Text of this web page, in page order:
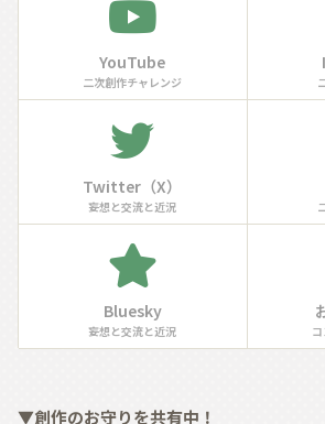
YouTube
二次創作チャレンジ
Twitter（X）
妄想と交流と近況
Bluesky
妄想と交流と近況
▼創作のお守りを共有中！